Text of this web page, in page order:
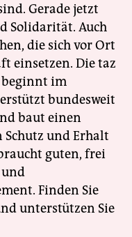
Gerade jetzt
Solidarität. Auch
die sich vor Ort
einsetzen. Die taz
beginnt im
bundesweit
baut einen
Schutz und Erhalt
guten, frei
und
Finden Sie
unterstützen Sie